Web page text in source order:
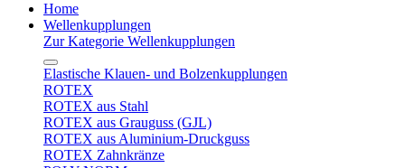
Home
Wellenkupplungen
Zur Kategorie Wellenkupplungen
Elastische Klauen- und Bolzenkupplungen
ROTEX
ROTEX aus Stahl
ROTEX aus Grauguss (GJL)
ROTEX aus Aluminium-Druckguss
ROTEX Zahnkränze